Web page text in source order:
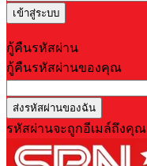
กู้คืนรหัสผ่าน
กู้คืนรหัสผ่านของคุณ
รหัสผ่านจะถูกอีเมล์ถึงคุณ